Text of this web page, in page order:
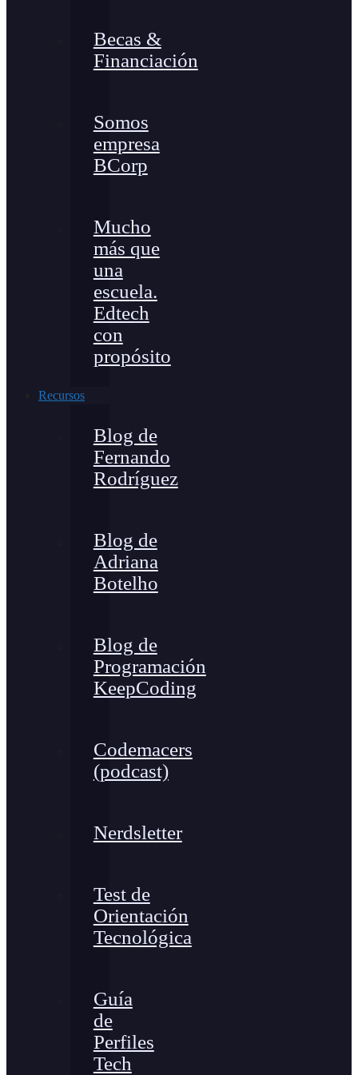
Becas &
Financiación
Somos
empresa
BCorp
Mucho
más que
una
escuela.
Edtech
con
propósito
Recursos
Blog de
Fernando
Rodríguez
Blog de
Adriana
Botelho
Blog de
Programación
KeepCoding
Codemacers
(podcast)
Nerdsletter
Test de
Orientación
Tecnológica
Guía
de
Perfiles
Tech